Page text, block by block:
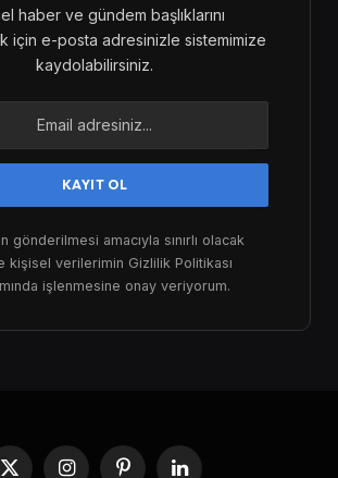
haber ve gündem başlıklarını
için e-posta adresinizle sistemimize
kaydolabilirsiniz.
gönderilmesi amacıyla sınırlı olacak
kişisel verilerimin Gizlilik Politikası
işlenmesine onay veriyorum.